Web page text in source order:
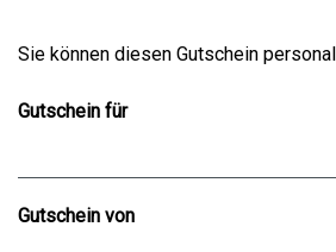
Sie können diesen Gutschein
Gutschein für
Gutschein von